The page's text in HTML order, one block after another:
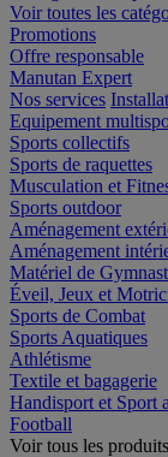
Voir toutes les
Promotions
Offre responsable
Manutan Expert
Nos services
Equipement
Sports collectifs
Sports de raquettes
Musculation et
Sports outdoor
Aménagement
Aménagement
Matériel de
Éveil, Jeux et
Sports de Combat
Sports Aquatiques
Athlétisme
Textile et bagagerie
Handisport et Sport
Football
Voir tous les produits